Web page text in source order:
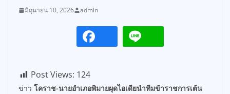
มิถุนายน 10, 2026 admin
Post Views: 124
ข่าว โคราช-นายอำเภอพิมายผุดไอเดียนำทีมข้าราชการเต้น